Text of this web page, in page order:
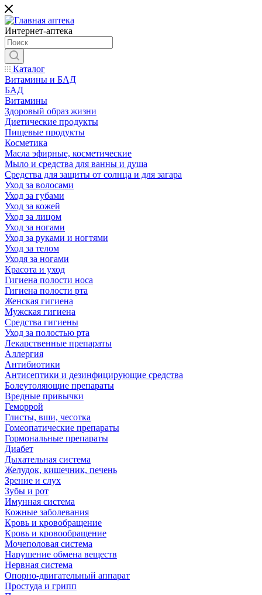
Интернет-аптека
Каталог
Витамины и БАД
БАД
Витамины
Здоровый образ жизни
Диетические продукты
Пищевые продукты
Косметика
Масла эфирные, косметические
Мыло и средства для ванны и душа
Средства для защиты от солнца и для загара
Уход за волосами
Уход за губами
Уход за кожей
Уход за лицом
Уход за ногами
Уход за руками и ногтями
Уход за телом
Уходя за ногами
Красота и уход
Гигиена полости носа
Гигиена полости рта
Женская гигиена
Мужская гигиена
Средства гигиены
Уход за полостью рта
Лекарственные препараты
Аллергия
Антибиотики
Антисептики и дезинфицирующие средства
Болеутоляющие препараты
Вредные привычки
Геморрой
Глисты, вши, чесотка
Гомеопатические препараты
Гормональные препараты
Диабет
Дыхательная система
Желудок, кишечник, печень
Зрение и слух
Зубы и рот
Имунная система
Кожные заболевания
Кровь и кровобращение
Кровь и кровообращение
Мочеполовая система
Нарушение обмена веществ
Нервная система
Опорно-двигательный аппарат
Простуда и грипп